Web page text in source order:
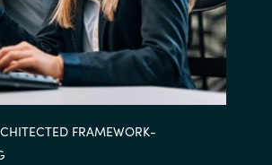
FRAMEWORK-